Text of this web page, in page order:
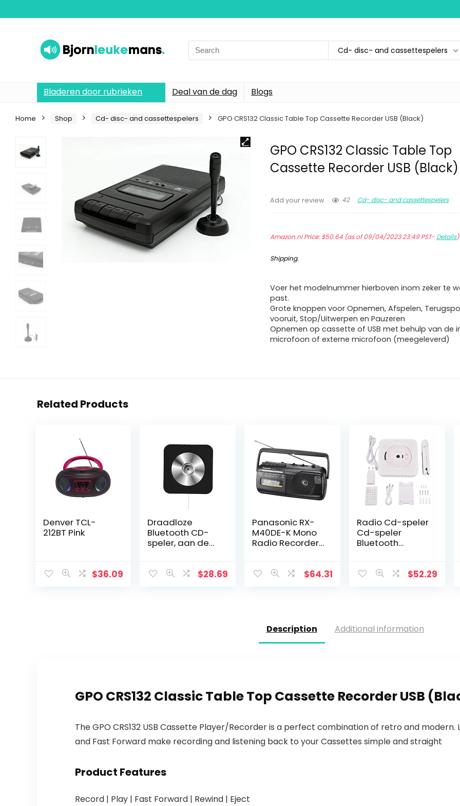
Search
for:
Cd- disc- and cassettespelers
Bladeren door rubrieken Deal van de dag Blogs
Home Shop Cd- disc- and cassettespelers GPO CRS132 Classic Table Top Cassette Recorder USB (Black)
GPO CRS132 Classic Table Top
Cassette Recorder USB (Black)
Add your review 42 Cd- disc- and cassettespelers
Amazon.nl Price:$50.64 (as of 09/04/2023 23:49 PST- Details
Shipping.
Voer het modelnummer hierboven inom zeker te
past.
Grote knoppen voor Opnemen, Afspelen,
vooruit, Stop/Uitwerpen en Pauzeren
Opnemen op cassette of USB met behulp van de
microfoon of externe microfoon (meegeleverd)
Related Products
Denver TCL-
212BT Pink
$36.09
Draadloze
Bluetooth CD-
speler, aan de
draagbare CD-
$28.69
Panasonic RX-
M40DE-K Mono
Radio Recorder
net- of
$64.31
Radio Cd-speler
Cd-speler
Bluetooth
cd-speler,
$52.29
Description Additional information
GPO CRS132 Classic Table Top Cassette Recorder USB
The GPO CRS132 USB Cassette Player/Recorder is a perfect combination of retro and modern.
and Fast Forward make recording and listening back to your Cassettes simple and straight
Product Features
Record | Play | Fast Forward | Rewind | Eject